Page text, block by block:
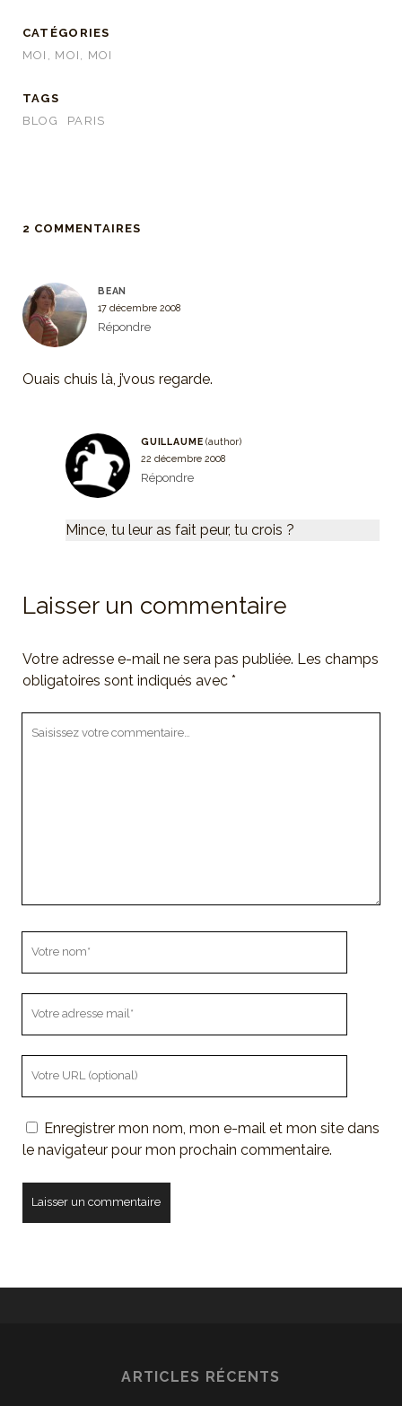
CATÉGORIES
MOI, MOI, MOI
TAGS
BLOG
PARIS
2 COMMENTAIRES
BEAN
17 décembre 2008
Répondre
Ouais chuis là, j’vous regarde.
GUILLAUME
22 décembre 2008
Répondre
Mince, tu leur as fait peur, tu crois ?
Laisser un commentaire
Votre adresse e-mail ne sera pas publiée. Les champs
obligatoires sont indiqués avec *
site Enregistrer mon nom, mon e-mail et mon site dans
le navigateur pour mon prochain commentaire.
ARTICLES RÉCENTS